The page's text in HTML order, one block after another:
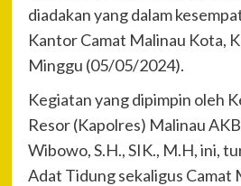
diadakan yang dalam
Kantor Camat Malinau Kota,
Minggu (05/05/2024).
Kegiatan yang dipimpin oleh
Resor (Kapolres) Malinau
Wibowo, S.H., SIK., M.H, ini,
Adat Tidung sekaligus Camat